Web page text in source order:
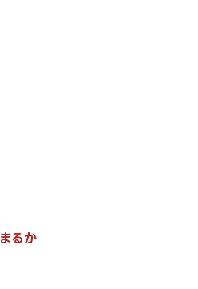
まるか